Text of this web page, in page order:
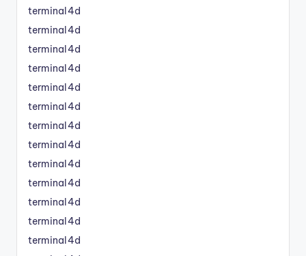
terminal4d
terminal4d
terminal4d
terminal4d
terminal4d
terminal4d
terminal4d
terminal4d
terminal4d
terminal4d
terminal4d
terminal4d
terminal4d